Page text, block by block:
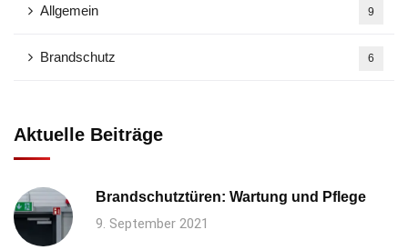
Allgemein 9
Brandschutz 6
Aktuelle Beiträge
Brandschutztüren: Wartung und Pflege
9. September 2021